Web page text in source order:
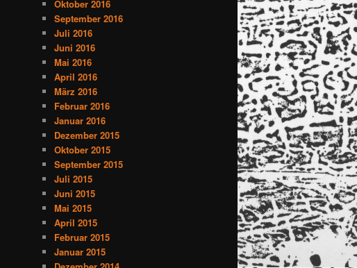
Oktober 2016
September 2016
Juli 2016
Juni 2016
Mai 2016
April 2016
März 2016
Februar 2016
Januar 2016
Dezember 2015
Oktober 2015
September 2015
Juli 2015
Juni 2015
Mai 2015
April 2015
Februar 2015
Januar 2015